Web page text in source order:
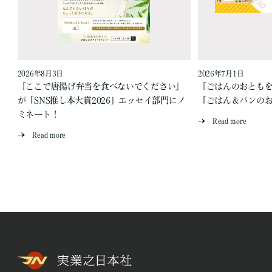
2026年8月3日
『ここで唐揚げ弁当を食べないでください』
が「SNS推し本大賞2026」エッセイ部門にノ
ミネート！
Read more
2026年7月1日
『ごはんのおとも
「ごはん＆パンの
Read more